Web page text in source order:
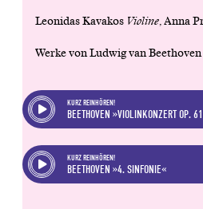
Leonidas Kavakos Violine, Anna
Werke von Ludwig van Beethoven
KURZ REINHÖREN!
BEETHOVEN »VIOLINKONZERT OP.
KURZ REINHÖREN!
BEETHOVEN »4. SINFONIE«